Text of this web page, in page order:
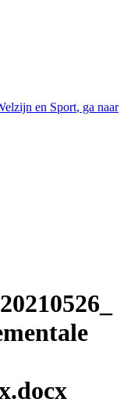
en Sport, ga naar
20210526_